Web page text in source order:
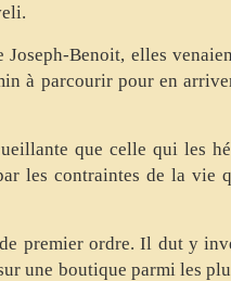
Benoit, elles
à parcourir pour en
que celle qui les
les contraintes de la vie
premier ordre. Il dut y
une boutique parmi les